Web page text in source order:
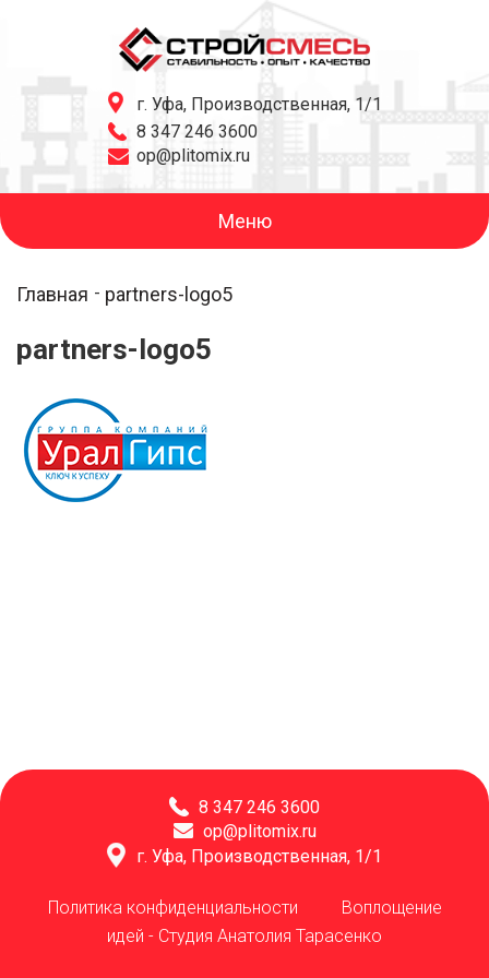
г. Уфа, Производственная, 1/1
8 347 246 3600
op@plitomix.ru
Меню
Главная partners-logo5
partners-logo5
8 347 246 3600
op@plitomix.ru
г. Уфа, Производственная, 1/1
Политика конфиденциальности Воплощение
идей - Студия Анатолия Тарасенко